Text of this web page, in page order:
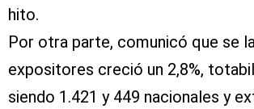
hito.
Por otra parte, comunicó que se
expositores creció un 2,8%,
siendo 1.421 y 449 nacionales y